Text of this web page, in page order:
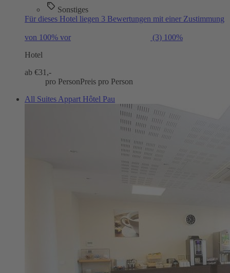
Sonstiges
Für dieses Hotel liegen 3 Bewertungen mit einer Zustimmung
von 100% vor (3) 100%
Hotel
ab €31,-
pro PersonPreis pro Person
All Suites Appart Hôtel Pau